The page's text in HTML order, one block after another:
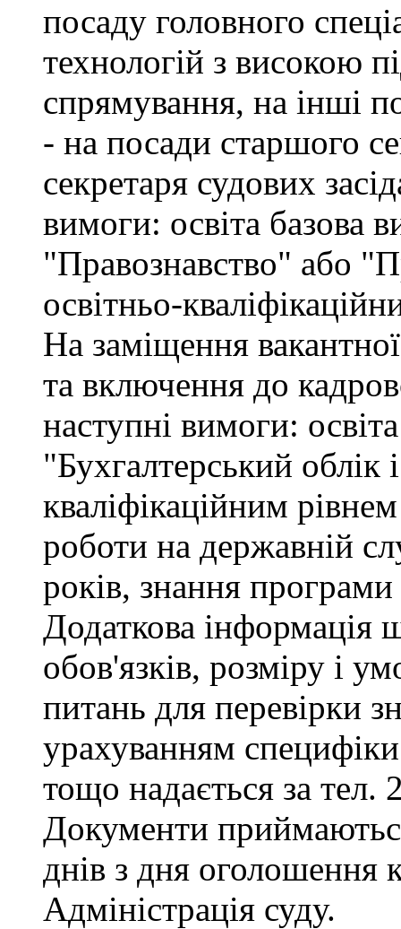
посаду головного
технологій з високою
спрямування, на інші
- на посади старшого
секретаря судових
вимоги: освіта базова
"Правознавство" або
освітньо-
На заміщення
та включення до
наступні вимоги:
"Бухгалтерський облік
кваліфікаційним
роботи на державній
років, знання
Додаткова інформація
обов'язків, розміру і
питань для перевірки
урахуванням
тощо надається за тел.
Документи
днів з дня оголошення
Адміністрація суду.